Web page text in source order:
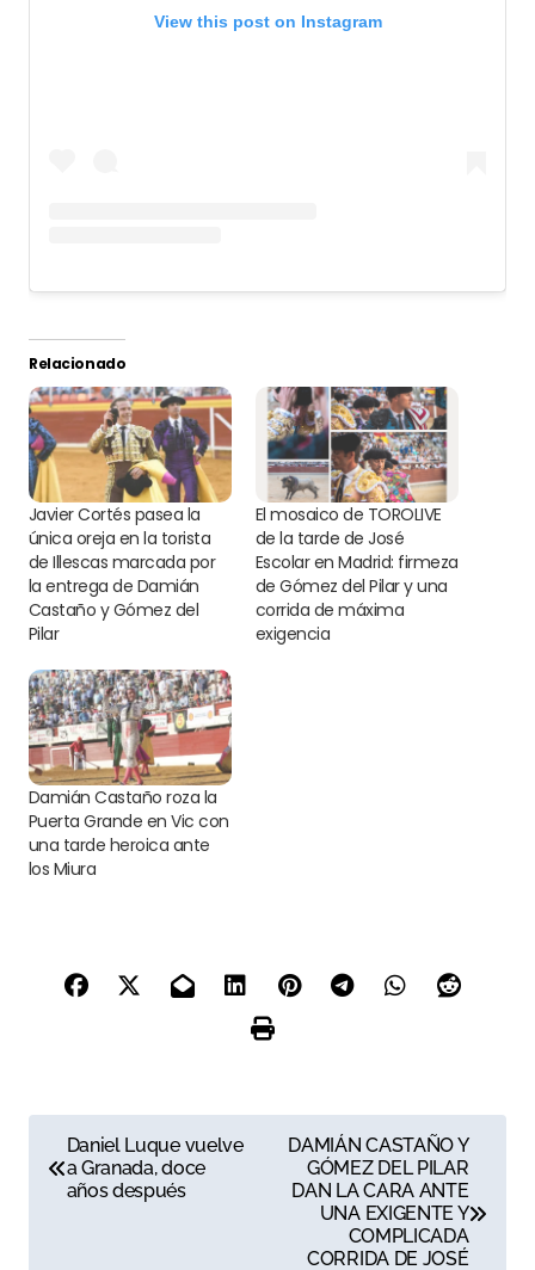
View this post on Instagram
Relacionado
Javier Cortés pasea la
única oreja en la torista
de Illescas marcada por
la entrega de Damián
Castaño y Gómez del
Pilar
El mosaico de TOROLIVE
de la tarde de José
Escolar en Madrid: firmeza
de Gómez del Pilar y una
corrida de máxima
exigencia
Damián Castaño roza la
Puerta Grande en Vic con
una tarde heroica ante
los Miura
a
Daniel Luque vuelve
a Granada, doce
años después
DAMIÁN CASTAÑO Y
GÓMEZ DEL PILAR
DAN LA CARA ANTE
UNA EXIGENTE Y
COMPLICADA
CORRIDA DE JOSÉ